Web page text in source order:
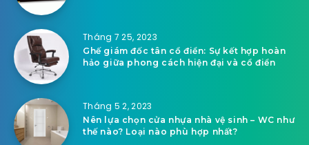
Tháng 7 25, 2023
Ghế giám đốc tân cổ điển: Sự kết hợp hoàn
hảo giữa phong cách hiện đại và cổ điển
Tháng 5 2, 2023
Nên lựa chọn cửa nhựa nhà vệ sinh – WC như
thế nào? Loại nào phù hợp nhất?